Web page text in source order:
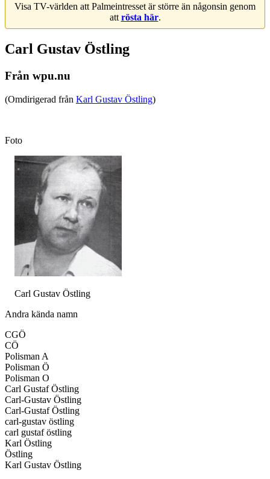
Visa TV-världen att Palmeintresset är större än någonsin genom
att rösta här.
Carl Gustav Östling
Från wpu.nu
(Omdirigerad från Karl Gustav Östling)
Foto
Carl Gustav Östling
Andra kända namn
CGÖ
CÖ
Polisman A
Polisman Ö
Polisman O
Carl Gustaf Östling
Carl-Gustav Östling
Carl-Gustaf Östling
carl-gustav östling
carl gustaf östling
Karl Östling
Östling
Karl Gustav Östling